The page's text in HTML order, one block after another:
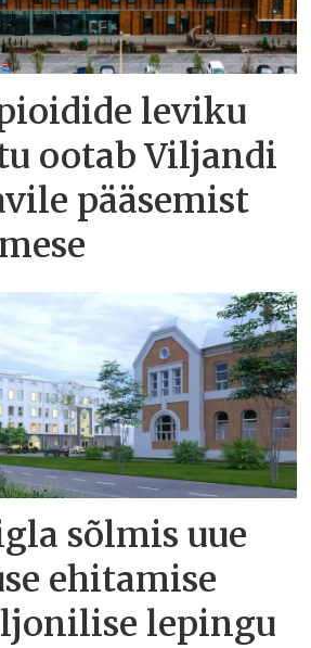
leviku
ootab Viljandi
pääsemist
sõlmis uue
ehitamise
lepingu